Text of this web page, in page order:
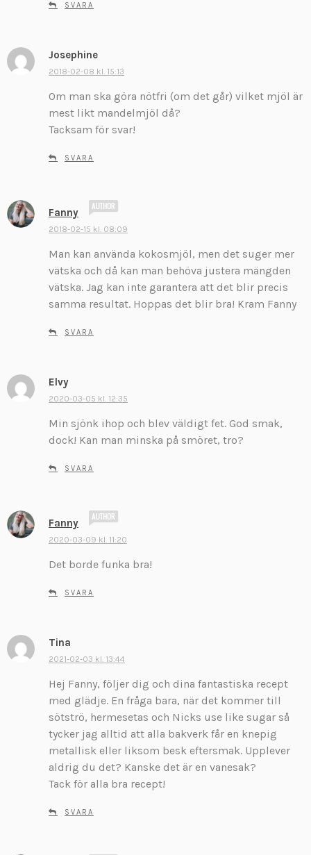
SVARA
Josephine
k
i
v
e
2018-02-08 kl. 15:13
Om man ska göra nötfri (om det går) vilket mjöl är
mest likt mandelmjöl då?
Tacksam för svar!
SVARA
Fanny
i
v
e
r
2018-02-15 kl. 08:09
Man kan använda kokosmjöl, men det suger mer
vätska och då kan man behöva justera mängden
vätska. Jag kan inte garantera att det blir precis
samma resultat. Hoppas det blir bra! Kram Fanny
SVARA
Elvy
k
v
r
2020-03-05 kl. 12:35
Min sjönk ihop och blev väldigt fet. God smak,
dock! Kan man minska på smöret, tro?
SVARA
Fanny
i
2020-03-09 kl. 11:20
Det borde funka bra!
SVARA
Tina
k
i
v
e
r
:
2021-02-03 kl. 13:44
Hej Fanny, följer dig och dina fantastiska recept
med glädje. En fråga bara, när det kommer till
sötströ, hermesetas och Nicks use like sugar så
tycker jag alltid att alla bakverk får en knepig
metallisk eller liksom besk eftersmak. Upplever
aldrig du det? Kanske det är en vanesak?
Tack för alla bra recept!
SVARA